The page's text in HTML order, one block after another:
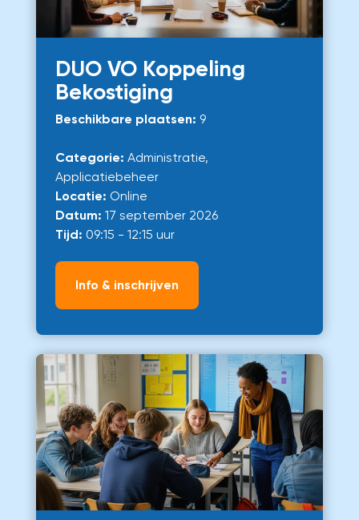
DUO VO Koppeling
Bekostiging
Beschikbare plaatsen: 9
Categorie: Administratie,
Applicatiebeheer
Locatie: Online
Datum: 17 september 2026
Tijd: 09:15 - 12:15 uur
Info & inschrijven